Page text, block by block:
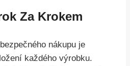
Za Krokem
nákupu je
každého výrobku.